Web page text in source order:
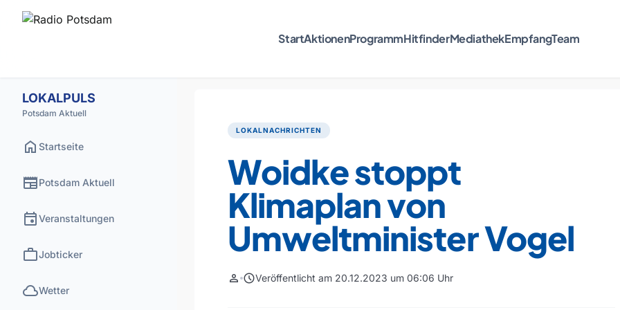
StartAktionenProgrammHitfinderMediathekEmpfangTeam
LOKALPULS
Potsdam Aktuell
home Startseite
newspaperPotsdam Aktuell
eventVeranstaltungen
workJobticker
cloudWetter
LOKALNACHRICHTEN
Woidke stoppt
Klimaplan von
Umweltminister Vogel
person scheduleVeröffentlicht am 20.12.2023 um 06:06 Uhr